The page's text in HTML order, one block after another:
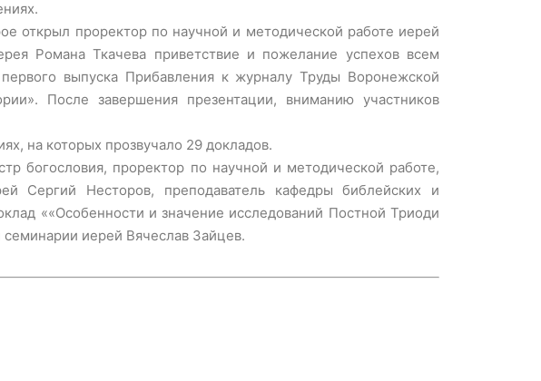
открыл проректор по научной и методической работе иерей
Романа Ткачева приветствие и пожелание успехов всем
выпуска Прибавления к журналу Труды Воронежской
После завершения презентации, вниманию участников
на которых прозвучало 29 докладов.
богословия, проректор по научной и методической работе,
Сергий Несторов, преподаватель кафедры библейских и
««Особенности и значение исследований Постной Триоди
семинарии иерей Вячеслав Зайцев.